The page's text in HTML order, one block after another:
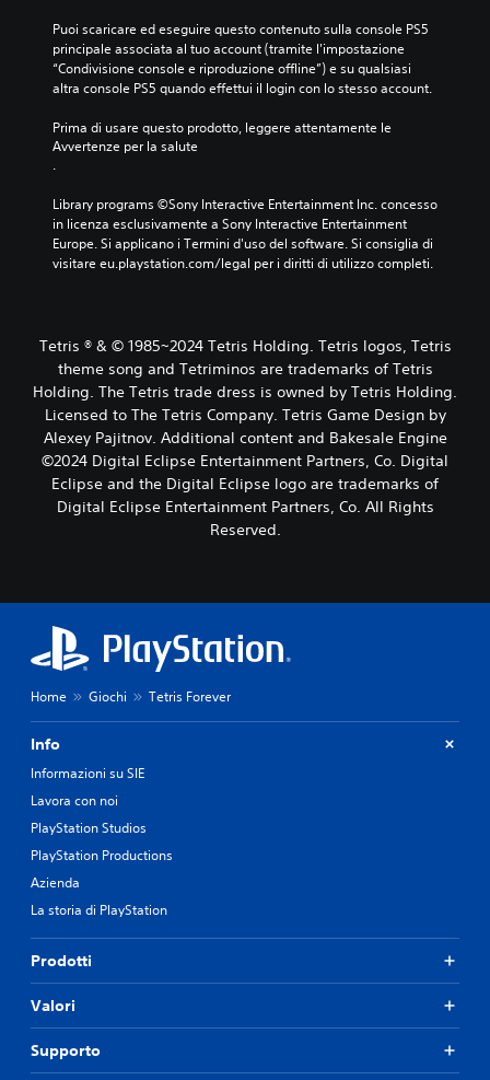
Puoi scaricare ed eseguire questo contenuto sulla console PS5
principale associata al tuo account (tramite l'impostazione
“Condivisione console e riproduzione offline”) e su qualsiasi
altra console PS5 quando effettui il login con lo stesso account.
Prima di usare questo prodotto, leggere attentamente le
Avvertenze per la salute
.
Library programs ©Sony Interactive Entertainment Inc. concesso
in licenza esclusivamente a Sony Interactive Entertainment
Europe. Si applicano i Termini d'uso del software. Si consiglia di
visitare eu.playstation.com/legal per i diritti di utilizzo completi.
Tetris ® & © 1985~2024 Tetris Holding. Tetris logos, Tetris
theme song and Tetriminos are trademarks of Tetris
Holding. The Tetris trade dress is owned by Tetris Holding.
Licensed to The Tetris Company. Tetris Game Design by
Alexey Pajitnov. Additional content and Bakesale Engine
©2024 Digital Eclipse Entertainment Partners, Co. Digital
Eclipse and the Digital Eclipse logo are trademarks of
Digital Eclipse Entertainment Partners, Co. All Rights
Reserved.
Home Giochi Tetris Forever
Info
Informazioni su SIE
Lavora con noi
PlayStation Studios
PlayStation Productions
Azienda
La storia di PlayStation
Prodotti
Valori
Supporto